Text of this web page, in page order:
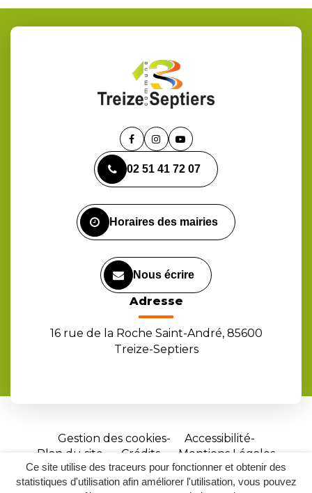
Ce site utilise des traceurs pour fonctionner et obtenir des
statistiques d'utilisation afin améliorer l'utilisation, vous pouvez
Lien
le
compte
Lien
le
compte
Lien
la
chaîne
02 51 41 72 07
Horaires des mairies
Nous écrire
Adresse
16 rue de la Roche Saint-André, 85600
Treize-Septiers
Gestion des cookies
Accessibilité
Plan du site
Crédits
Mentions Légales
Site